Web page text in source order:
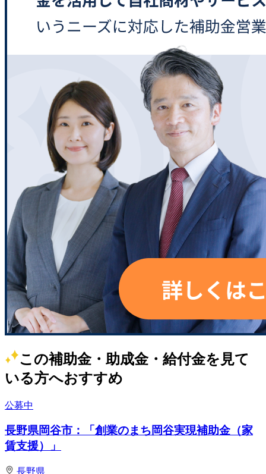
この補助金・助成金・給付金を見て
いる方へおすすめ
公募中
長野県岡谷市：「創業のまち岡谷実現補助金（家
賃支援）」
長野県